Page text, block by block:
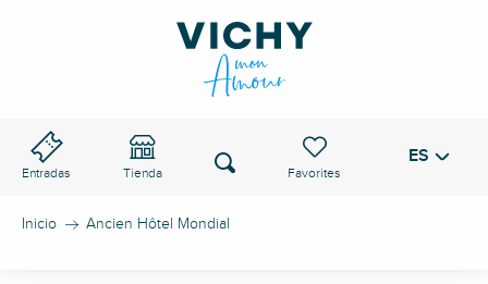
Entradas Tienda
Voir les favoris
Buscar ES
Inicio Ancien Hôtel Mondial